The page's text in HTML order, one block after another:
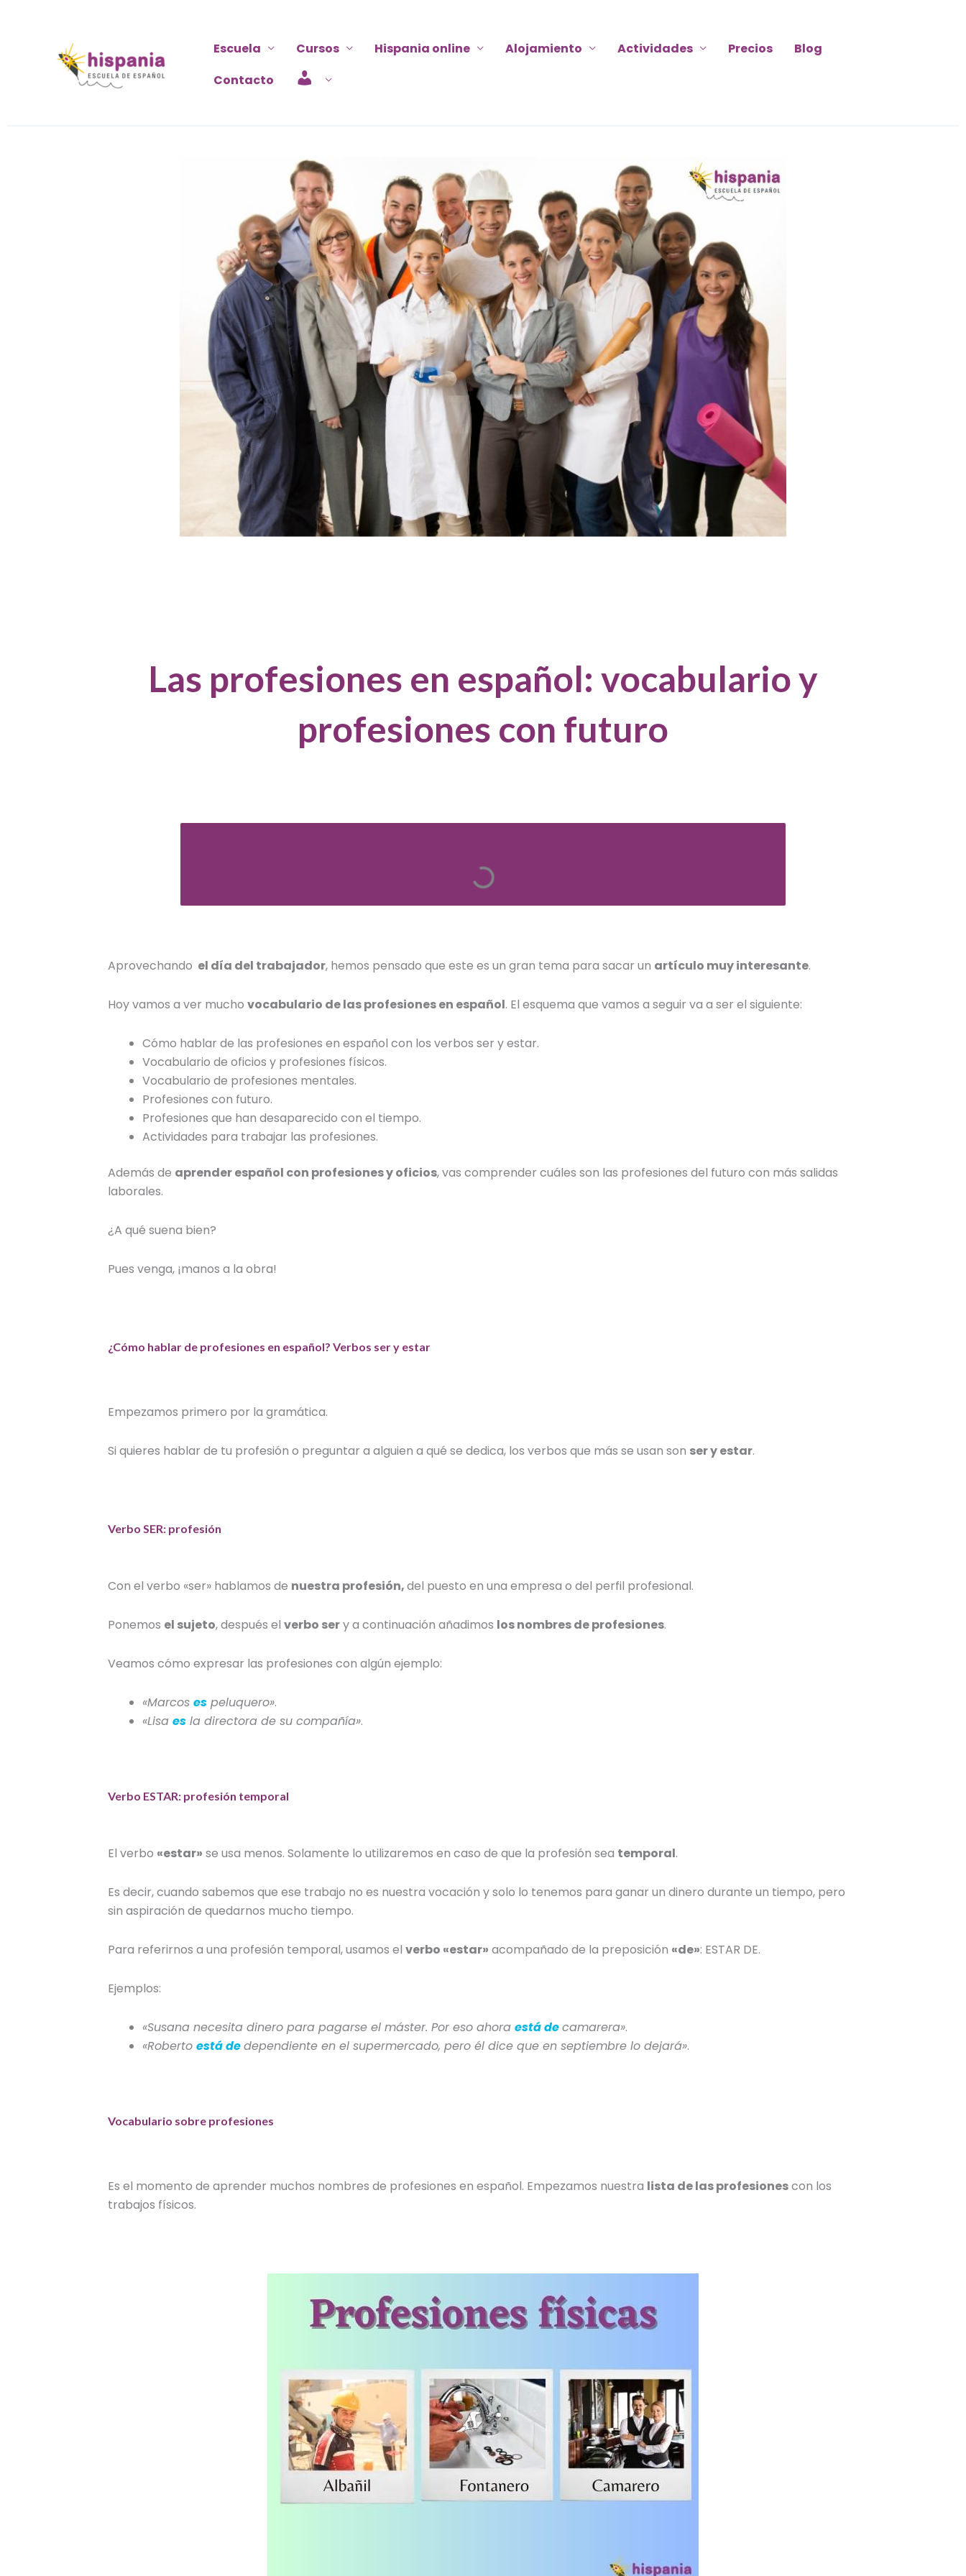
Escuela Cursos Hispania online Alojamiento Actividades Precios
Blog
Contacto
Las profesiones en español: vocabulario y
profesiones con futuro
Aprovechando el día del trabajador, hemos pensado que este es un gran tema para sacar un artículo muy interesante.
Hoy vamos a ver mucho vocabulario de las profesiones en español. El esquema que vamos a seguir va a ser el siguiente:
Cómo hablar de las profesiones en español con los verbos ser y estar.
Vocabulario de oficios y profesiones físicos.
Vocabulario de profesiones mentales.
Profesiones con futuro.
Profesiones que han desaparecido con el tiempo.
Actividades para trabajar las profesiones.
Además de aprender español con profesiones y oficios,vas comprender cuáles son las profesiones del futuro con más salidas
laborales.
¿A qué suena bien?
Pues venga, ¡manos a la obra!
¿Cómo hablar de profesiones en español? Verbos ser y estar
Empezamos primero por la gramática.
Si quieres hablar de tu profesión o preguntar a alguien a qué se dedica, los verbos que más se usan son ser y estar.
Verbo SER: profesión
Con el verbo «ser» hablamos de nuestra profesión,del puesto en una empresa o del perfil profesional.
Ponemos el sujeto, después el verbo sery a continuación añadimos losnombres de profesiones.
Veamos cómo expresar las profesiones con algún ejemplo:
«Marcos es peluquero».
«Lisa es la directora de su compañía».
Verbo ESTAR: profesión temporal
El verbo «estar» se usa menos. Solamente lo utilizaremos en caso de que la profesión sea temporal.
Es decir, cuando sabemos que ese trabajo no es nuestra vocación y solo lo tenemos para ganar un dinero durante un tiempo, pero
sin aspiración de quedarnos mucho tiempo.
Para referirnos a una profesión temporal, usamos el verbo «estar» acompañado de la preposición «de»: ESTAR DE.
Ejemplos:
«Susana necesita dinero para pagarse el máster. Por eso ahora está decamarera».
«Roberto está dedependiente en el supermercado, pero él dice que en septiembre lo dejará».
Vocabulario sobre profesiones
Es el momento de aprender muchos nombres de profesiones en español. Empezamos nuestra lista de las profesionescon los
trabajos físicos.